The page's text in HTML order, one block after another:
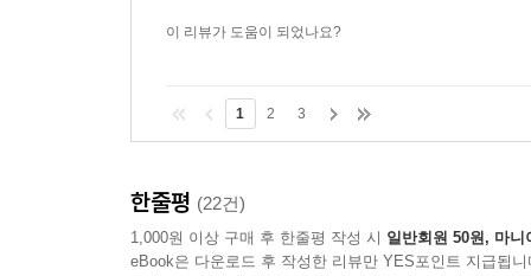
이 리뷰가 도움이 되었나요?
1 2 3
한줄평 (22건)
1,000원 이상 구매 후 한줄평 작성 시 일반회원 50원, 마니
eBook은 다운로드 후 작성한 리뷰만 YES포인트 지급됩니